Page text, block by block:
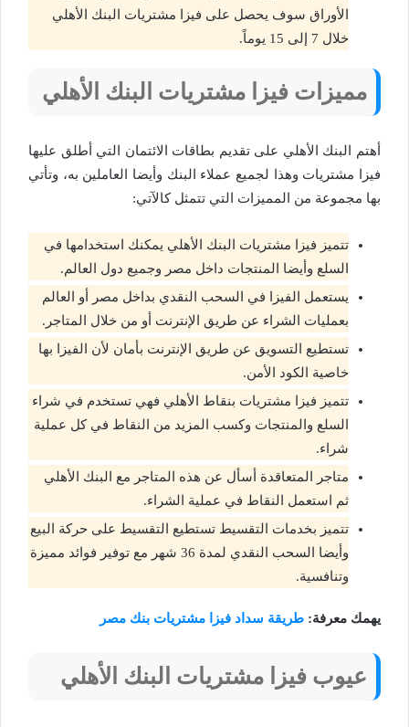
الأوراق سوف يحصل على فيزا مشتريات البنك الأهلي
خلال 7 إلى 15 يوماً.
مميزات فيزا مشتريات البنك الأهلي
أهتم البنك الأهلي على تقديم بطاقات الائتمان التي أطلق عليها
فيزا مشتريات وهذا لجميع عملاء البنك وأيضا العاملين به، وتأتي
بها مجموعة من المميزات التي تتمثل كالآتي:
تتميز فيزا مشتريات البنك الأهلي يمكنك استخدامها في
السلع وأيضا المنتجات داخل مصر وجميع دول العالم.
يستعمل الفيزا في السحب النقدي بداخل مصر أو العالم
بعمليات الشراء عن طريق الإنترنت أو من خلال المتاجر.
تستطيع التسويق عن طريق الإنترنت بأمان لأن الفيزا بها
خاصية الكود الأمن.
تتميز فيزا مشتريات بنقاط الأهلي فهي تستخدم في شراء
السلع والمنتجات وكسب المزيد من النقاط في كل عملية
شراء.
متاجر المتعاقدة أسأل عن هذه المتاجر مع البنك الأهلي
ثم استعمل النقاط في عملية الشراء.
تتميز بخدمات التقسيط تستطيع التقسيط على حركة البيع
وأيضا السحب النقدي لمدة 36 شهر مع توفير فوائد مميزة
وتنافسية.
يهمك معرفة: طريقة سداد فيزا مشتريات بنك مصر
عيوب فيزا مشتريات البنك الأهلي